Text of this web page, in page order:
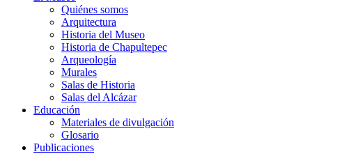
Quiénes somos
Arquitectura
Historia del Museo
Historia de Chapultepec
Arqueología
Murales
Salas de Historia
Salas del Alcázar
Educación
Materiales de divulgación
Glosario
Publicaciones